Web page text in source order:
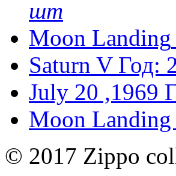
шт
Moon Landing
Saturn V Год:
July 20 ,1969
Moon
© 2017 Zippo